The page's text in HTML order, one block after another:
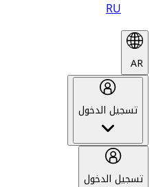
RU
AR
تسجيل الدخول
تسجيل الدخول